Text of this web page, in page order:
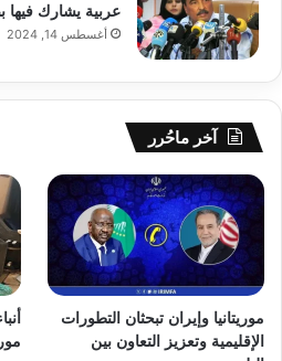
عربية يشارك فيها
أغسطس 14, 2024
آخر ماحُرر
موريتانيا وإيران تبحثان التطورات
الإقليمية وتعزيز التعاون بين